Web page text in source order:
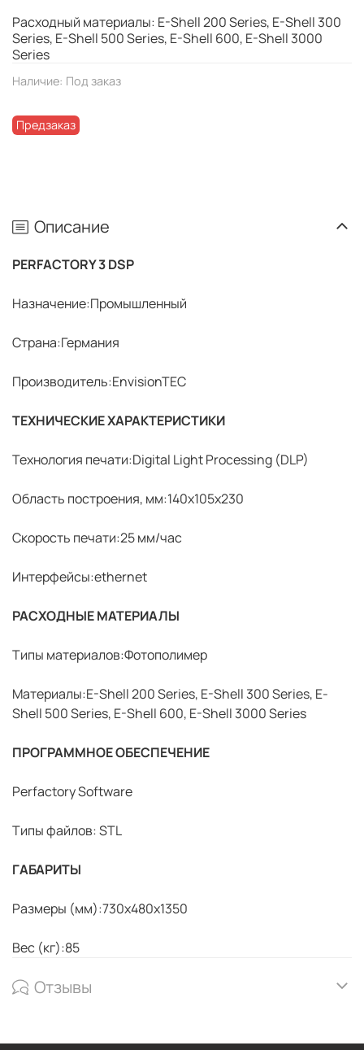
Наличие: Под заказ
Предзаказ
Расходный материалы: E-Shell 200 Series, E-Shell 300
Series, E-Shell 500 Series, E-Shell 600, E-Shell 3000
Series
Описание
PERFACTORY 3 DSP
Назначение:Промышленный
Страна:Германия
Производитель:EnvisionTEC
ТЕХНИЧЕСКИЕ ХАРАКТЕРИСТИКИ
Технология печати:Digital Light Processing (DLP)
Область построения, мм:140x105x230
Скорость печати:25 мм/час
Интерфейсы:ethernet
РАСХОДНЫЕ МАТЕРИАЛЫ
Типы материалов:Фотополимер
Материалы:E-Shell 200 Series, E-Shell 300 Series, E-
Shell 500 Series, E-Shell 600, E-Shell 3000 Series
ПРОГРАММНОЕ ОБЕСПЕЧЕНИЕ
Perfactory Software
Типы файлов: STL
ГАБАРИТЫ
Размеры (мм):730x480x1350
Вес (кг):85
Отзывы